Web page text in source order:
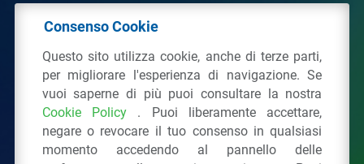
Plastiche da Riciclo
C.F. 97381090154
Via San Vittore 36 20123Milano (MI)
Tel.: 02 43928225.
Consenso Cookie
Questo sito utilizza cookie, anche di terze parti,
per migliorare l'esperienza di navigazione. Se
vuoi saperne di più puoi consultare la nostra
Cookie Policy . Puoi liberamente accettare,
negare o revocare il tuo consenso in qualsiasi
momento accedendo al pannello delle